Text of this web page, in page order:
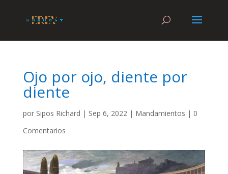
Ojo por ojo, diente por
diente
por Sipos Richard | Sep 6, 2022| Mandamientos | 0
Comentarios